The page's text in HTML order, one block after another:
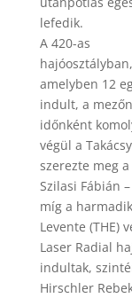
lefedik.
A 420-as
hajóosztályban,
amelyben 12
indult, a
időnként
végül a
szerezte meg
Szilasi Fábián
míg a
Levente (THE)
Laser Radial
indultak,
Hirschler